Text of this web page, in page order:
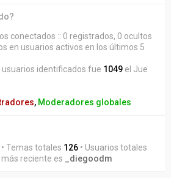
conectados :: 0 registrados, 0 ocultos
en usuarios activos en los últimos 5
usuarios identificados fue 1049 el Jue
, Moderadores globales
• Temas totales 126 • Usuarios totales
más reciente es _diegoodm